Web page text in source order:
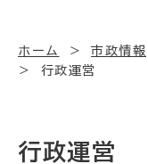
ホーム 市政情報
行政運営
行政運営